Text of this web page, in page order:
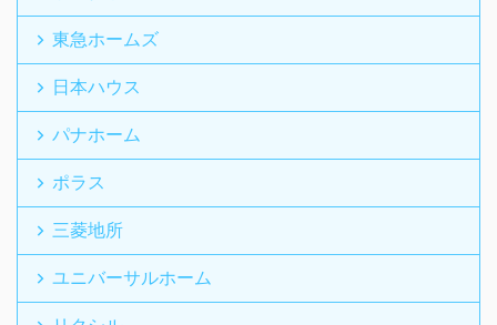
東急ホームズ
日本ハウス
パナホーム
ポラス
三菱地所
ユニバーサルホーム